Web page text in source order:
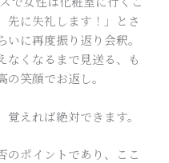
先に失礼します！」とさ
に再度振り返り会釈。
なくなるまで見送る、も
笑顔でお返し。
えれば絶対できます。
のポイントであり、ここ